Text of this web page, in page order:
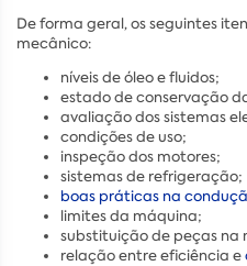
De forma geral, os seguintes
mecânico:
níveis de óleo e fluidos;
estado de conservação
avaliação dos sistemas
condições de uso;
inspeção dos motores;
sistemas de refrigeração;
boas práticas na
limites da máquina;
substituição de peças
relação entre eficiência e